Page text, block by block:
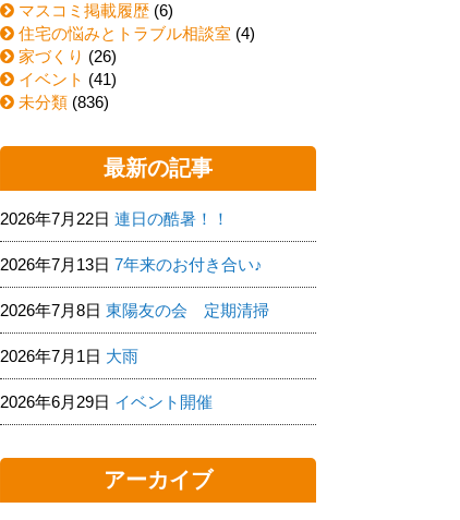
マスコミ掲載履歴 (6)
住宅の悩みとトラブル相談室 (4)
家づくり (26)
イベント (41)
未分類 (836)
最新の記事
2026年7月22日 連日の酷暑！！
2026年7月13日 7年来のお付き合い♪
2026年7月8日 東陽友の会 定期清掃
2026年7月1日 大雨
2026年6月29日 イベント開催
アーカイブ